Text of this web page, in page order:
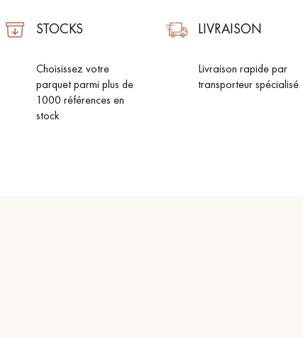
AVEZ UN PROJET ?
vous guider pas à pas dans le choix et la pose de votre parquet.
Demandez un rendez-vous
STOCKS
Choisissez votre
parquet parmi plus de
1000 références en
stock
LIVRAISON
Livraison rapide par
transporteur spécialisé